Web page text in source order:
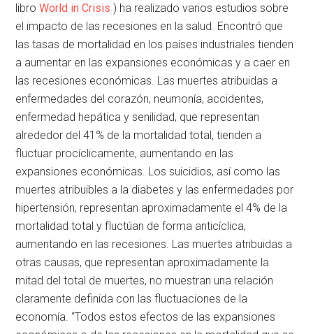
libroWorld in Crisis ) ha realizado varios estudios sobre
el impacto de las recesiones en la salud. Encontró que
las tasas de mortalidad en los países industriales tienden
a aumentar en las expansiones económicas y a caer en
las recesiones económicas. Las muertes atribuidas a
enfermedades del corazón, neumonía, accidentes,
enfermedad hepática y senilidad, que representan
alrededor del 41% de la mortalidad total, tienden a
fluctuar procíclicamente, aumentando en las
expansiones económicas. Los suicidios, así como las
muertes atribuibles a la diabetes y las enfermedades por
hipertensión, representan aproximadamente el 4% de la
mortalidad total y fluctúan de forma anticíclica,
aumentando en las recesiones. Las muertes atribuidas a
otras causas, que representan aproximadamente la
mitad del total de muertes, no muestran una relación
claramente definida con las fluctuaciones de la
economía. “Todos estos efectos de las expansiones